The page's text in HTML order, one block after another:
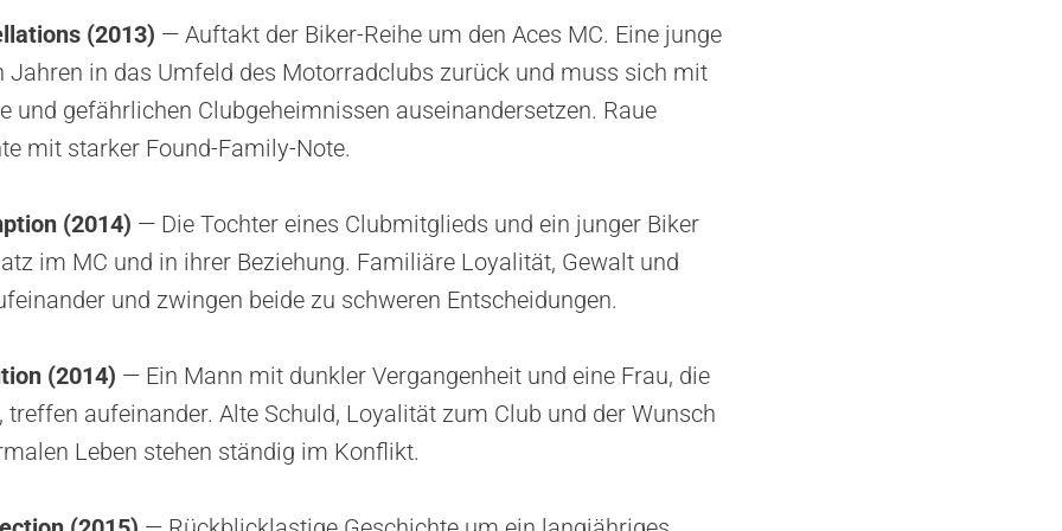
(2013) — Auftakt der Biker-Reihe um den Aces MC. Eine junge
Jahren in das Umfeld des Motorradclubs zurück und muss sich mit
und gefährlichen Clubgeheimnissen auseinandersetzen. Raue
mit starker Found-Family-Note.
(2014) — Die Tochter eines Clubmitglieds und ein junger Biker
im MC und in ihrer Beziehung. Familiäre Loyalität, Gewalt und
und zwingen beide zu schweren Entscheidungen.
(2014) — Ein Mann mit dunkler Vergangenheit und eine Frau, die
treffen aufeinander. Alte Schuld, Loyalität zum Club und der Wunsch
Leben stehen ständig im Konflikt.